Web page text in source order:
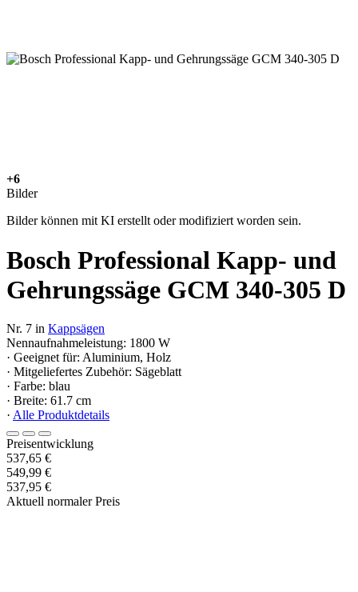
+6
Bilder
Bilder können mit KI erstellt oder modifiziert worden sein.
Bosch Professional Kapp- und
Gehrungssäge GCM 340-305 D
Nr. 7 in Kappsägen
Nennaufnahmeleistung: 1800 W
· Geeignet für: Aluminium, Holz
· Mitgeliefertes Zubehör: Sägeblatt
· Farbe: blau
· Breite: 61.7 cm
· Alle Produktdetails
Preisentwicklung
537,65 €
549,99 €
537,95 €
Aktuell normaler Preis